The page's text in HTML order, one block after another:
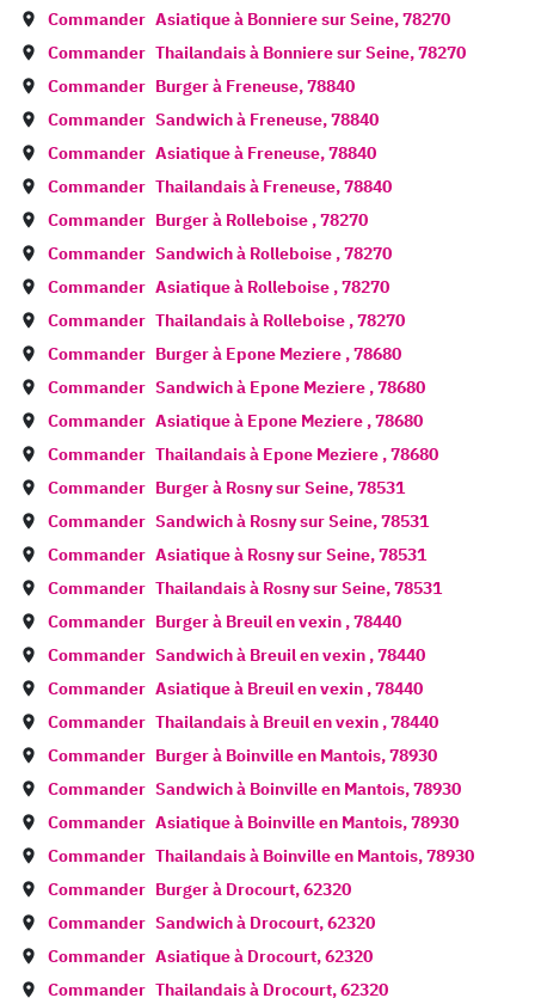
Commander Asiatique à Bonniere sur Seine,78270
Commander Thailandais à Bonniere sur Seine,78270
Commander Burger à Freneuse,78840
Commander Sandwich à Freneuse,78840
Commander Asiatique à Freneuse,78840
Commander Thailandais à Freneuse,78840
Commander Burger à Rolleboise ,78270
Commander Sandwich à Rolleboise ,78270
Commander Asiatique à Rolleboise ,78270
Commander Thailandais à Rolleboise ,78270
Commander Burger à Epone Meziere ,78680
Commander Sandwich à Epone Meziere ,78680
Commander Asiatique à Epone Meziere ,78680
Commander Thailandais à Epone Meziere ,78680
Commander Burger à Rosny sur Seine,78531
Commander Sandwich à Rosny sur Seine,78531
Commander Asiatique à Rosny sur Seine,78531
Commander Thailandais à Rosny sur Seine,78531
Commander Burger à Breuil en vexin ,78440
Commander Sandwich à Breuil en vexin ,78440
Commander Asiatique à Breuil en vexin ,78440
Commander Thailandais à Breuil en vexin ,78440
Commander Burger à Boinville en Mantois,78930
Commander Sandwich à Boinville en Mantois,78930
Commander Asiatique à Boinville en Mantois,78930
Commander Thailandais à Boinville en Mantois,78930
Commander Burger à Drocourt,62320
Commander Sandwich à Drocourt,62320
Commander Asiatique à Drocourt,62320
Commander Thailandais à Drocourt,62320